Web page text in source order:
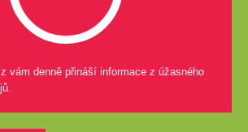
vám denně přináší informace z úžasného